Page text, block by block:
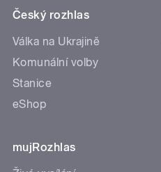
Český rozhlas
Válka na Ukrajině
Komunální volby
Stanice
eShop
mujRozhlas